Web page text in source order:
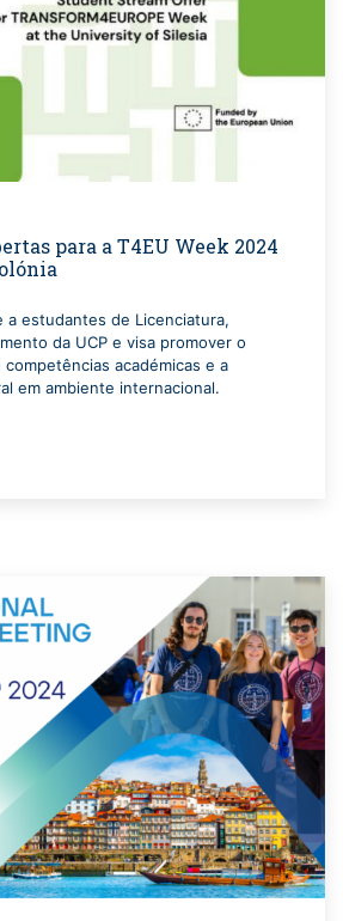
para a T4EU Week 2024
estudantes de Licenciatura,
da UCP e visa promover o
académicas e a
em ambiente internacional.